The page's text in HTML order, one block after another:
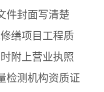
件封面写清楚
缮项目工程质
附上营业执照
检测机构资质证